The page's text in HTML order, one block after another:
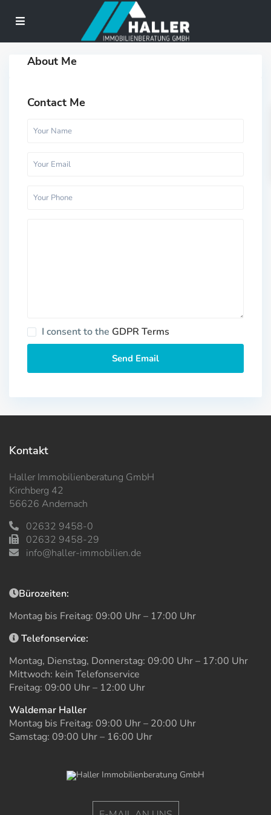
About Me
Contact Me
I consent to the GDPR Terms
Kontakt
Haller Immobilienberatung GmbH
Kirchberg 42
56626 Andernach
02632 9458-0
02632 9458-29
info@haller-immobilien.de
Bürozeiten:
Montag bis Freitag: 09:00 Uhr – 17:00 Uhr
Telefonservice:
Montag, Dienstag, Donnerstag: 09:00 Uhr – 17:00 Uhr
Mittwoch: kein Telefonservice
Freitag: 09:00 Uhr – 12:00 Uhr
Waldemar Haller
Montag bis Freitag: 09:00 Uhr – 20:00 Uhr
Samstag: 09:00 Uhr – 16:00 Uhr